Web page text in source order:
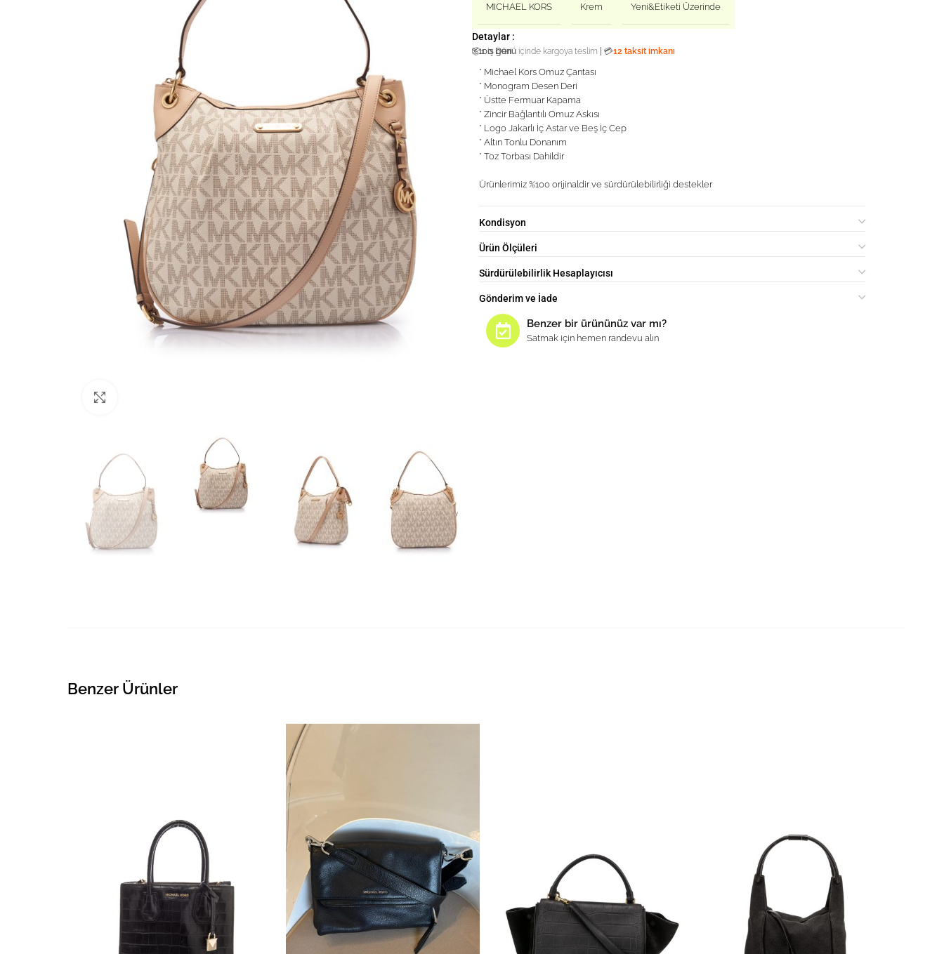
MICHAEL KORS Krem Yeni&Etiketi Üzerinde
Detaylar :
%100 Deri
📦1 iş günü içinde kargoya teslim 💳12 taksit imkanı
* Michael Kors Omuz Çantası
* Monogram Desen Deri
* Üstte Fermuar Kapama
* Zincir Bağlantılı Omuz Askısı
* Logo Jakarlı İç Astar ve Beş İç Cep
* Altın Tonlu Donanım
* Toz Torbası Dahildir
Ürünlerimiz %100 orijinaldir ve sürdürülebilirliği destekler
Kondisyon
Ürün Ölçüleri
Sürdürülebilirlik Hesaplayıcısı
Gönderim ve İade
Benzer bir ürününüz var mı?
Satmak için hemen randevu alın
Benzer Ürünler